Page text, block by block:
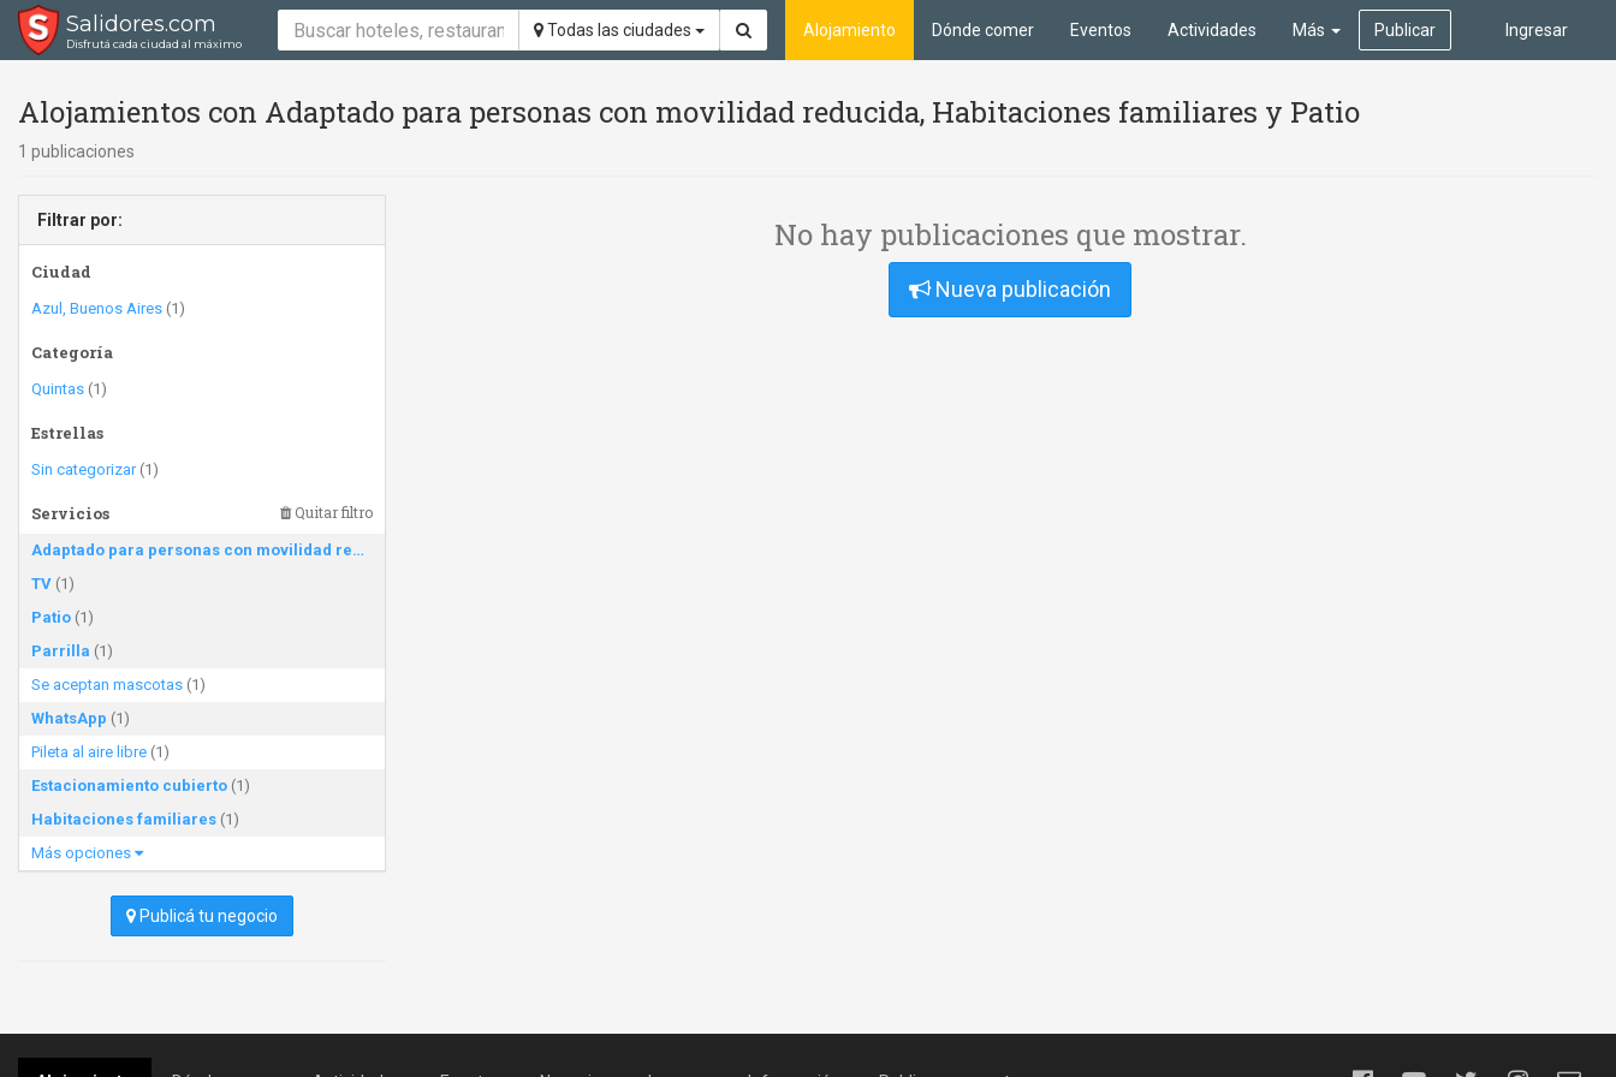
Salidores.com
Disfrutá cada ciudad al máximo
Todas las ciudades Ingresar
Alojamiento Dónde comer Eventos Actividades Más Publicar
Alojamientos con Adaptado para personas con movilidad reducida, Habitaciones familiares y Patio
1 publicaciones
Filtrar por:
Ciudad
Azul, Buenos Aires (1)
Categoría
Quintas (1)
Estrellas
Sin categorizar(1)
Servicios Quitar filtro
Adaptado para personas con movilidad reducida
TV (1)
Patio (1)
Parrilla (1)
Se aceptan mascotas (1)
WhatsApp (1)
Pileta al aire libre (1)
Estacionamiento cubierto (1)
Habitaciones familiares (1)
Más opciones
Publicá tu negocio
No hay publicaciones que mostrar.
Nueva publicación